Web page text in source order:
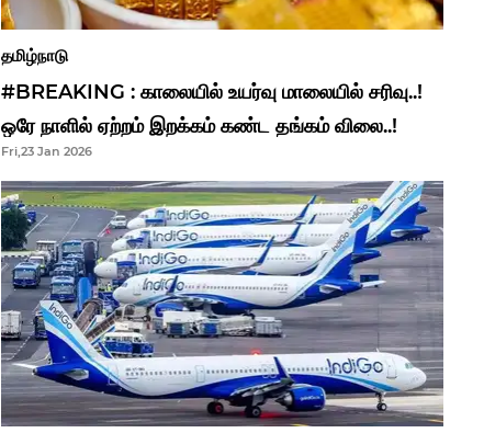
தமிழ்நாடு
#BREAKING : காலையில் உயர்வு மாலையில் சரிவு..!
ஒரே நாளில் ஏற்றம் இறக்கம் கண்ட தங்கம் விலை..!
Fri,23 Jan 2026